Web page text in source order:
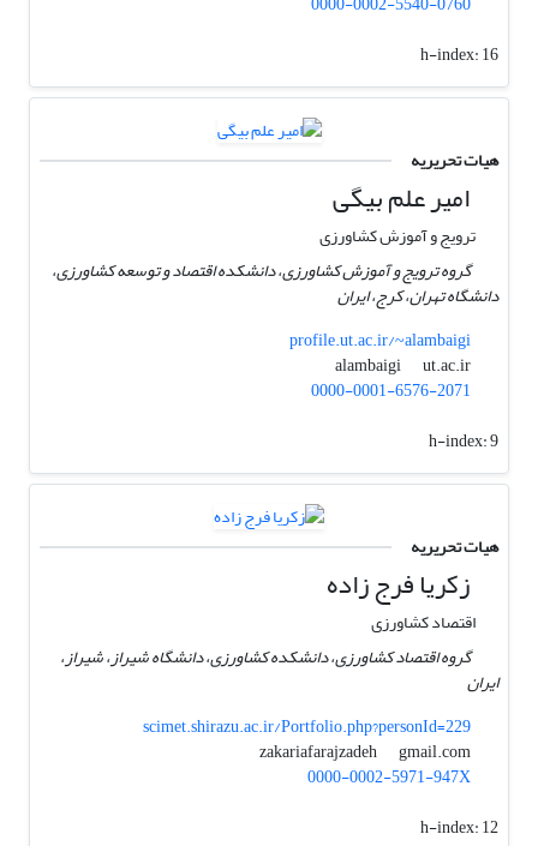
h-index:16
هیات تحریریه
امیر علم بیگی
ترویج و آموزش کشاورزی
گروه ترویج و آموزش کشاورزی، دانشکده اقتصاد و توسعه کشاورزی،
دانشگاه تهران، کرج، ایران
profile.ut.ac.ir/~alambaigi
alambaigi
ut.ac.ir
0000-0001-6576-2071
h-index:9
هیات تحریریه
زکریا فرج زاده
اقتصاد کشاورزی
گروه اقتصاد کشاورزی، دانشکده کشاورزی، دانشگاه شیراز، شیراز،
ایران
scimet.shirazu.ac.ir/Portfolio.php?personId=229
zakariafarajzadeh
gmail.com
0000-0002-5971-947X
h-index:12